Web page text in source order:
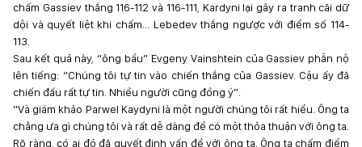
chấm Gassiev thắng 116-112 và 116-111, Kardyni lại gây ra tranh cãi dữ
dội và quyết liệt khi chấm... Lebedev thắng ngược với điểm số 114-
113.
Sau kết quả này, “ông bầu” Evgeny Vainshtein của Gassiev phẫn nộ
lên tiếng: “Chúng tôi tự tin vào chiến thắng của Gassiev. Cậu ấy đã
chiến đấu rất tự tin. Nhiều người cũng đồng ý”.
“Và giám khảo Parwel Kaydyni là một người chúng tôi rất hiểu. Ông ta
chẳng ưa gì chúng tôi và rất dễ dàng để có một thỏa thuận với ông ta.
Rõ ràng, có ai đó đã quyết định vấn đề với ông ta. Ông ta chấm điểm